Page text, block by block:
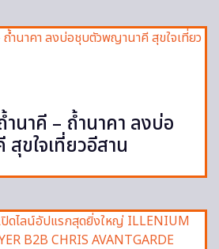
นาคี – ถ้ำนาคา ลงบ่อ
ขใจเที่ยวอีสาน